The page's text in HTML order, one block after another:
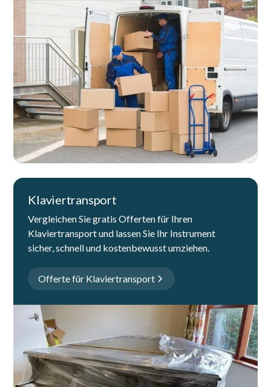
Klaviertransport
Vergleichen Sie gratis Offerten für Ihren
Klaviertransport und lassen Sie Ihr Instrument
sicher, schnell und kostenbewusst umziehen.
Offerte für Klaviertransport